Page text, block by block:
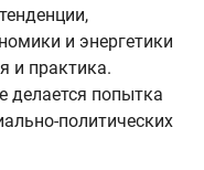
и энергетики
и практика.
делается попытка
политических